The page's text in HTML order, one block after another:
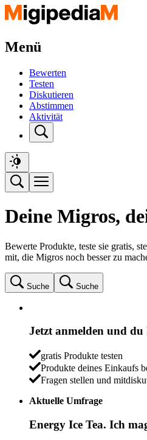
Menü
Bewerten
Testen
Diskutieren
Abstimmen
Aktivität
Deine Migros,
Bewerte Produkte, teste sie gratis,
mit, die Migros noch besser zu
Suche Suche
Jetzt anmelden und du
gratis Produkte testen
Produkte deines Einkaufs
Fragen stellen und
Aktuelle Umfrage
Energy Ice Tea. Ich